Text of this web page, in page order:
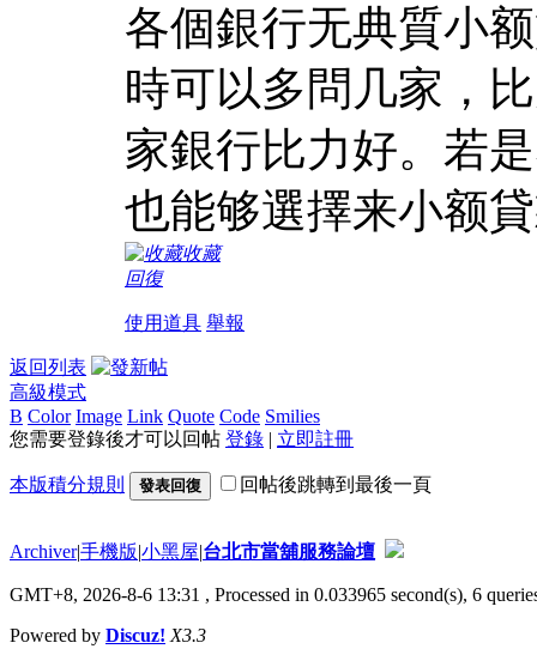
各個銀行无典質小
時可以多問几家，
家銀行比力好。若
也能够選擇来小额
收藏
回復
使用道具 舉報
返回列表
高級模式
B Color Image Link Quote Code Smilies
您需要登錄後才可以回帖 登錄 | 立即註冊
本版積分規則 發表回復 回帖後跳轉到最後一頁
Archiver|手機版|小黑屋|台北市當舖服務論壇
GMT+8, 2026-8-6 13:31 , Processed in 0.033965 second(s), 6
Powered by Discuz! X3.3